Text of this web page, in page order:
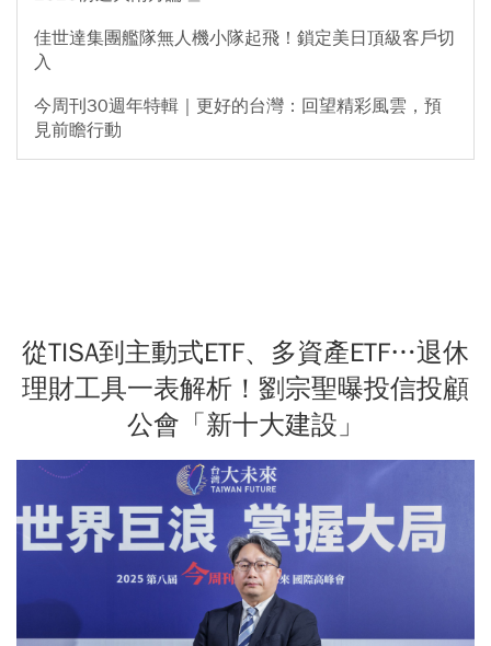
佳世達集團艦隊無人機小隊起飛！鎖定美日頂級客戶切
入
今周刊30週年特輯｜更好的台灣：回望精彩風雲，預
見前瞻行動
從TISA到主動式ETF、多資產ETF…退休
理財工具一表解析！劉宗聖曝投信投顧
公會「新十大建設」